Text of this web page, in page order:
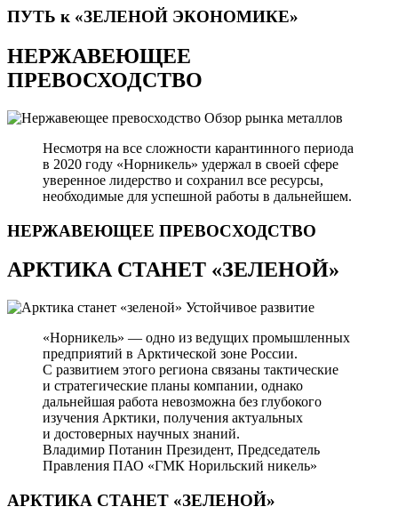
ПУТЬ к «ЗЕЛЕНОЙ ЭКОНОМИКЕ»
НЕРЖАВЕЮЩЕЕ
ПРЕВОСХОДСТВО
Обзор рынка металлов
Несмотря на все сложности карантинного периода
в 2020 году «Норникель» удержал в своей сфере
уверенное лидерство и сохранил все ресурсы,
необходимые для успешной работы в дальнейшем.
НЕРЖАВЕЮЩЕЕ ПРЕВОСХОДСТВО
АРКТИКА СТАНЕТ «ЗЕЛЕНОЙ»
Устойчивое развитие
«Норникель» — одно из ведущих промышленных
предприятий в Арктической зоне России.
С развитием этого региона связаны тактические
и стратегические планы компании, однако
дальнейшая работа невозможна без глубокого
изучения Арктики, получения актуальных
и достоверных научных знаний.
Владимир Потанин Президент, Председатель
Правления ПАО «ГМК Норильский никель»
АРКТИКА СТАНЕТ «ЗЕЛЕНОЙ»